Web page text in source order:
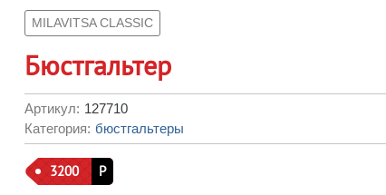
MILAVITSA CLASSIC
Бюстгальтер
Артикул: 127710
Категория: бюстгальтеры
3200 Р